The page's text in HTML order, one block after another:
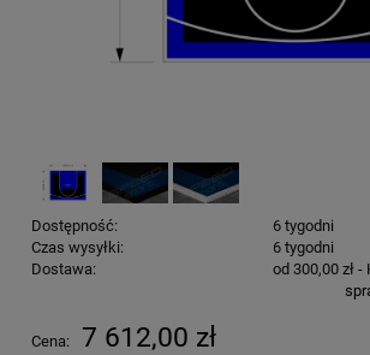
Dostępność:
6 tygodni
Czas wysyłki:
6 tygodni
Dostawa:
od 300,00 zł -
Cena nie zawiera ewentualnych kosztów
Cena: 7 612,00 zł